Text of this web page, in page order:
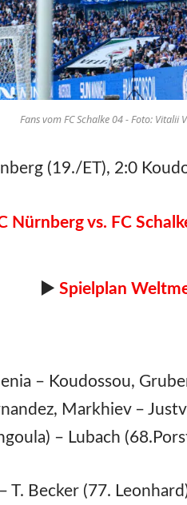
Fans vom FC Schalke 04 - Foto: Vitalii
(19./ET), 2:0
Nürnberg vs. FC
► Spielplan
– Koudossou,
Markhiev –
– Lubach
T. Becker (77.